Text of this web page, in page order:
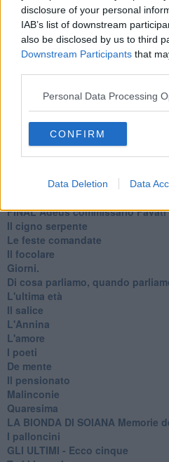
disclosure of your personal
IAB’s list of downstream
also be disclosed by us to third
Downstream Participants that
Personal Data Processing
CONFIRM
Data Deletion Data
Vittorio
La bufera
Il mago, la pera e il Bar la Posta
Primavera
Elogio dell'ombra
Mono logo
Settembre
Fabrizia
​Scilla & Cariddi, un sogno di
Anna
Strada facendo
FINAL Adeus commissario Favati
Il cigno serpente
Le feste comandate
Il focolare
Giorni.
Di cosa parliamo, quando
L'ultima età
Il salice
L'Annina
L'amore
I poeti
De mente
Il pensionato
Malinconie
Quaresima
LA BIONDA DI SOIANA Memorie
I palloncini
GLI ULTIMI - Ecco cinque